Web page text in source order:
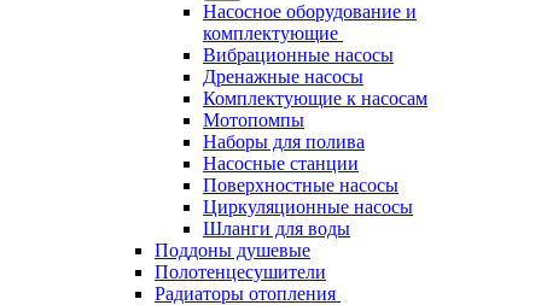
Насосное оборудование и
комплектующие
Вибрационные насосы
Дренажные насосы
Комплектующие к насосам
Мотопомпы
Наборы для полива
Насосные станции
Поверхностные насосы
Циркуляционные насосы
Шланги для воды
Поддоны душевые
Полотенцесушители
Радиаторы отопления